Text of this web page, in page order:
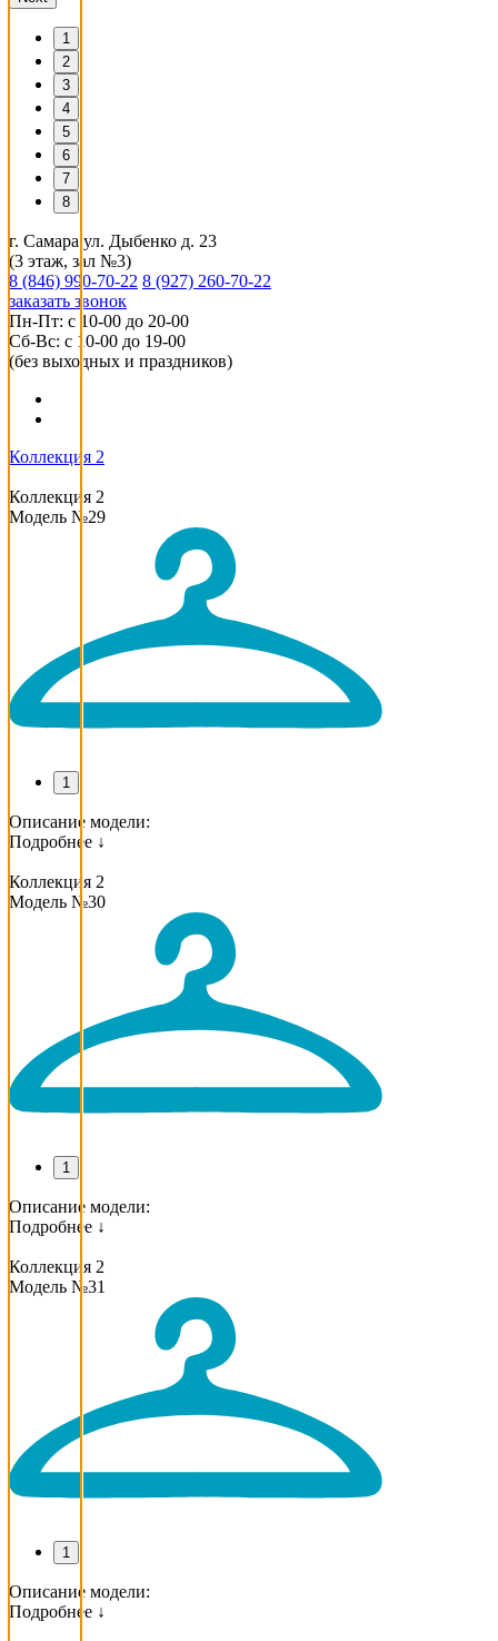
1
2
3
4
5
6
7
8
г. Самара ул. Дыбенко д. 23
(3 этаж, зал №3)
8 (846) 990-70-22 8 (927) 260-70-22
заказать звонок
Пн-Пт: с 10-00 до 20-00
Сб-Вс: с 10-00 до 19-00
(без выходных и праздников)
Коллекция 2
Коллекция 2
Модель №29
1
Описание модели:
Подробнее ↓
Коллекция 2
Модель №30
1
Описание модели:
Подробнее ↓
Коллекция 2
Модель №31
1
Описание модели:
Подробнее ↓